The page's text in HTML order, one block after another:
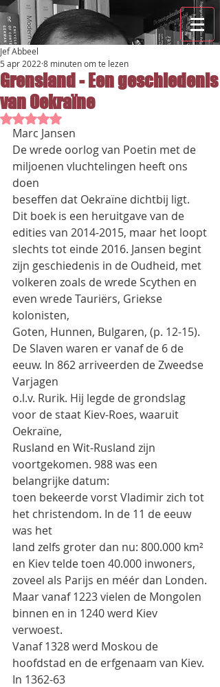
Grensland - Een geschiedenis
van Oekraïne
Jef Abbeel
5 apr 2022 8 minuten om te lezen
Beoordeeld met NaN uit 5 sterren.
Marc Jansen
De wrede oorlog van Poetin met de
miljoenen vluchtelingen heeft ons
doen
beseffen dat Oekraïne dichtbij ligt.
Dit boek is een heruitgave van de
edities van 2014-2015, maar het loopt
slechts tot einde 2016. Jansen begint
zijn geschiedenis in de Oudheid, met
volkeren zoals de wrede Scythen en
even wrede Tauriërs, Griekse
kolonisten,
Goten, Hunnen, Bulgaren, (p. 12-15).
De Slaven waren er vanaf de 6 de
eeuw. In 862 arriveerden de Zweedse
Varjagen
o.l.v. Rurik. Hij legde de grondslag
voor de staat Kiev-Roes, waaruit
Oekraïne,
Rusland en Wit-Rusland zijn
voortgekomen. 988 was een
belangrijke datum:
toen bekeerde vorst Vladimir zich tot
het christendom. In de 11 de eeuw
was het
land zelfs groter dan nu: 800.000 km²
en Kiev telde toen 40.000 inwoners,
zoveel als Parijs en méér dan Londen.
Maar vanaf 1223 vielen de Mongolen
binnen en in 1240 werd Kiev
verwoest.
Vanaf 1328 werd Moskou de
hoofdstad en de erfgenaam van Kiev.
In 1362-63